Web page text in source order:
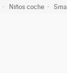
Niños coche